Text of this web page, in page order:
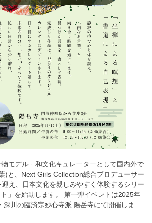
モデル・和文化キュレーターとして国内外で
)と、Next Girls Collection総合プロデューサー
え、日本文化を親しみやすく体験するシリー
」を始動します。 第一弾イベントは2025年
深川の臨済宗妙心寺派 陽岳寺にて開催しま